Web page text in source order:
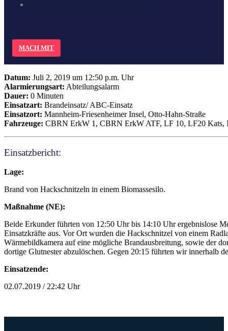
MACH MIT
Datum: Juli 2, 2019 um 12:50 p.m. Uhr
Alarmierungsart: Abteilungsalarm
Dauer: 0 Minuten
Einsatzart: Brandeinsatz/ ABC-Einsatz
Einsatzort: Mannheim-Friesenheimer Insel, Otto-Hahn-Straße
Fahrzeuge: CBRN ErkW 1, CBRN ErkW ATF, LF 10, LF20 Kats,
Einsatzbericht:
Lage:
Brand von Hackschnitzeln in einem Biomassesilo.
Maßnahme (NE):
Beide Erkunder führten von 12:50 Uhr bis 14:10 Uhr ergebnislose
Einsatzkräfte aus. Vor Ort wurden die Hackschnitzel von einem
Wärmebildkamera auf eine mögliche Brandausbreitung, sowie der
dortige Glutnester abzulöschen. Gegen 20:15 führten wir innerhalb
Einsatzende:
02.07.2019 / 22:42 Uhr